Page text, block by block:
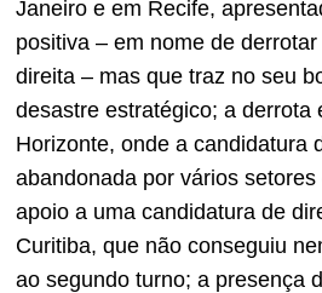
Janeiro e em Recife,
positiva – em nome de
direita – mas que traz no seu
desastre estratégico; a derrota
Horizonte, onde a candidatura
abandonada por vários
apoio a uma candidatura de
Curitiba, que não conseguiu
ao segundo turno; a presença